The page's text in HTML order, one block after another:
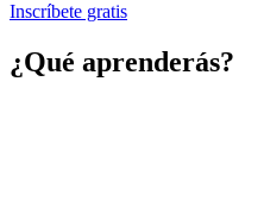
Inscríbete gratis
¿Qué aprenderás?